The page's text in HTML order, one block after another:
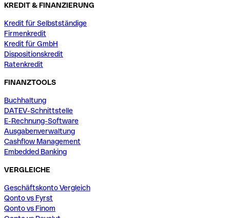
KREDIT & FINANZIERUNG
Kredit für Selbstständige
Firmenkredit
Kredit für GmbH
Dispositionskredit
Ratenkredit
FINANZTOOLS
Buchhaltung
DATEV-Schnittstelle
E-Rechnung-Software
Ausgabenverwaltung
Cashflow Management
Embedded Banking
VERGLEICHE
Geschäftskonto Vergleich
Qonto vs Fyrst
Qonto vs Finom